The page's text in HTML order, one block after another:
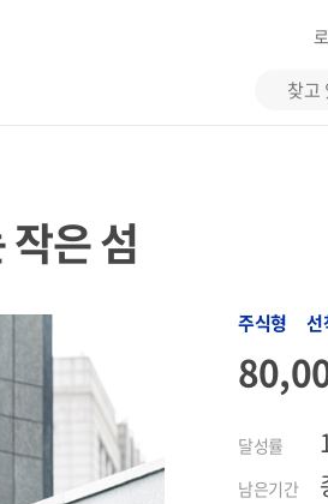
은 섬
주식형 선
달성률
남은기간